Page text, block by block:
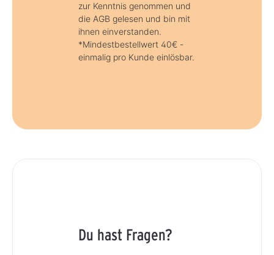
zur Kenntnis genommen und
die AGB gelesen und bin mit
ihnen einverstanden.
*Mindestbestellwert 40€ -
einmalig pro Kunde einlösbar.
Du hast Fragen?